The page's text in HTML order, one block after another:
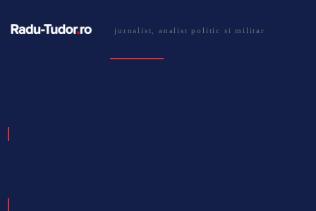
jurnalist, analist politic si militar